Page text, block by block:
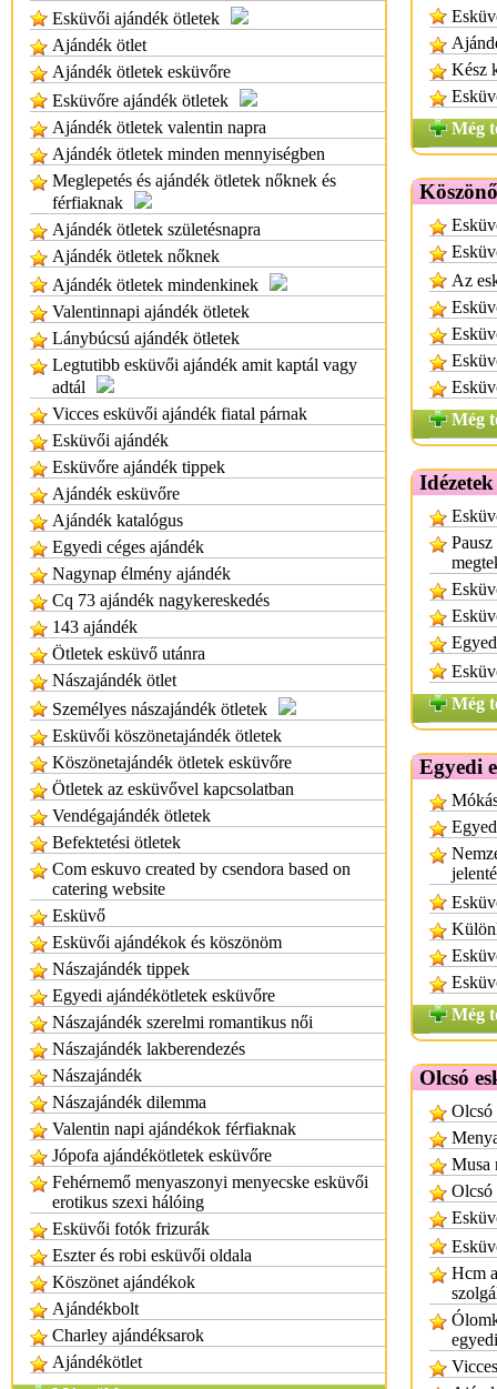
Esküvői ajándék ötletek
Ajándék ötlet
Ajándék ötletek esküvőre
Esküvőre ajándék ötletek
Ajándék ötletek valentin napra
Ajándék ötletek minden mennyiségben
Meglepetés és ajándék ötletek nőknek és
férfiaknak
Ajándék ötletek születésnapra
Ajándék ötletek nőknek
Ajándék ötletek mindenkinek
Valentinnapi ajándék ötletek
Lánybúcsú ajándék ötletek
Legtutibb esküvői ajándék amit kaptál vagy
adtál
Vicces esküvői ajándék fiatal párnak
Esküvői ajándék
Esküvőre ajándék tippek
Ajándék esküvőre
Ajándék katalógus
Egyedi céges ajándék
Nagynap élmény ajándék
Cq 73 ajándék nagykereskedés
143 ajándék
Ötletek esküvő utánra
Nászajándék ötlet
Személyes nászajándék ötletek
Esküvői köszönetajándék ötletek
Köszönetajándék ötletek esküvőre
Ötletek az esküvővel kapcsolatban
Vendégajándék ötletek
Befektetési ötletek
Com eskuvo created by csendora based on
catering website
Esküvő
Esküvői ajándékok és köszönöm
Nászajándék tippek
Egyedi ajándékötletek esküvőre
Nászajándék szerelmi romantikus női
Nászajándék lakberendezés
Nászajándék
Nászajándék dilemma
Valentin napi ajándékok férfiaknak
Jópofa ajándékötletek esküvőre
Fehérnemő menyaszonyi menyecske esküvői
erotikus szexi hálóing
Esküvői fotók frizurák
Eszter és robi esküvői oldala
Köszönet ajándékok
Ajándékbolt
Charley ajándéksarok
Ajándékötlet
Kész
Még
Az
Még
Még
Egyedi
Még
Olcsó
Olcsó
Musa
Olcsó
Hcm